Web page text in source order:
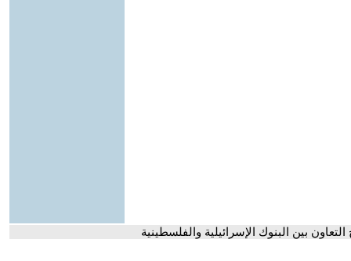
التعاون بين البنوك الإسرائيلية والفلسطينية